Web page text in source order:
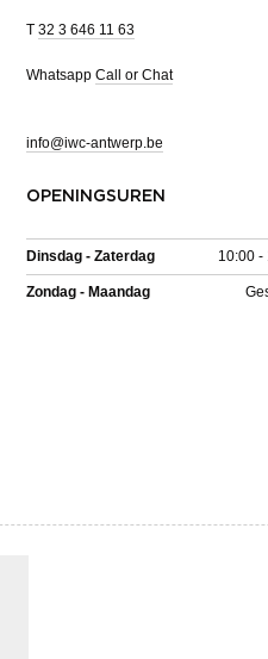
T 32 3 646 11 63
Whatsapp Call or Chat
info@iwc-antwerp.be
OPENINGSUREN
Dinsdag - Zaterdag 10:00 -
Zondag - Maandag